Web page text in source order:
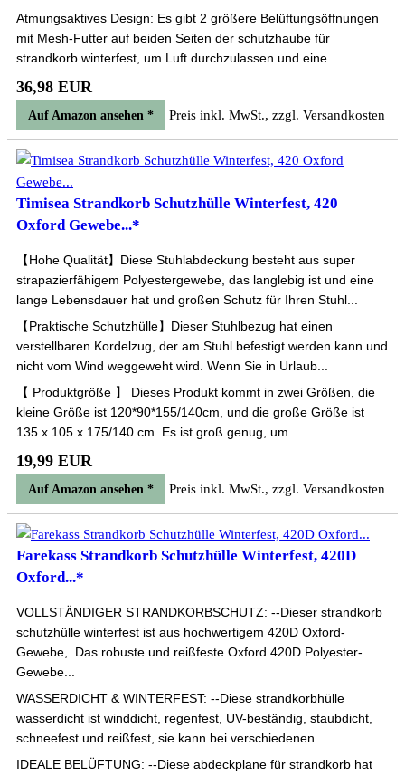
Atmungsaktives Design: Es gibt 2 größere Belüftungsöffnungen
mit Mesh-Futter auf beiden Seiten der schutzhaube für
strandkorb winterfest, um Luft durchzulassen und eine...
36,98 EUR
Auf Amazon ansehen * Preis inkl. MwSt., zzgl. Versandkosten
Timisea Strandkorb Schutzhülle Winterfest, 420
Oxford Gewebe...*
【Hohe Qualität】Diese Stuhlabdeckung besteht aus super
strapazierfähigem Polyestergewebe, das langlebig ist und eine
lange Lebensdauer hat und großen Schutz für Ihren Stuhl...
【Praktische Schutzhülle】Dieser Stuhlbezug hat einen
verstellbaren Kordelzug, der am Stuhl befestigt werden kann und
nicht vom Wind weggeweht wird. Wenn Sie in Urlaub...
【 Produktgröße 】 Dieses Produkt kommt in zwei Größen, die
kleine Größe ist 120*90*155/140cm, und die große Größe ist
135 x 105 x 175/140 cm. Es ist groß genug, um...
19,99 EUR
Auf Amazon ansehen * Preis inkl. MwSt., zzgl. Versandkosten
Farekass Strandkorb Schutzhülle Winterfest, 420D
Oxford...*
VOLLSTÄNDIGER STRANDKORBSCHUTZ: --Dieser strandkorb
schutzhülle winterfest ist aus hochwertigem 420D Oxford-
Gewebe,. Das robuste und reißfeste Oxford 420D Polyester-
Gewebe...
WASSERDICHT & WINTERFEST: --Diese strandkorbhülle
wasserdicht ist winddicht, regenfest, UV-beständig, staubdicht,
schneefest und reißfest, sie kann bei verschiedenen...
IDEALE BELÜFTUNG: --Diese abdeckplane für strandkorb hat